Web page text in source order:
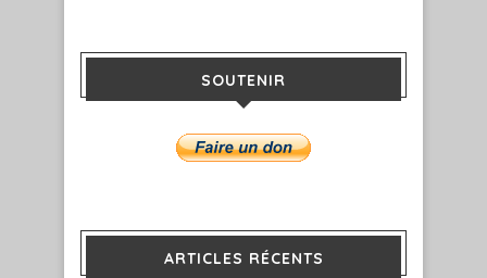
SOUTENIR
ARTICLES RÉCENTS